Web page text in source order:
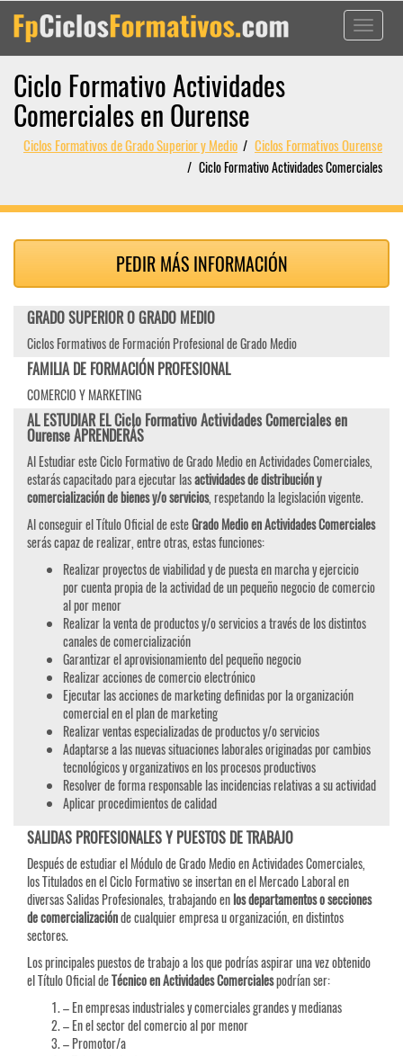
Toggle
Ciclo Formativo Actividades
Comerciales en Ourense
Ciclos Formativos de Grado Superior y Medio Ciclos Formativos Ourense
Ciclo Formativo Actividades Comerciales
PEDIR MÁS INFORMACIÓN
GRADO SUPERIOR O GRADO MEDIO
Ciclos Formativos de Formación Profesional de Grado Medio
FAMILIA DE FORMACIÓN PROFESIONAL
COMERCIO Y MARKETING
AL ESTUDIAR EL Ciclo Formativo Actividades Comerciales en
Ourense APRENDERÁS
Al Estudiar este Ciclo Formativo de Grado Medio en Actividades Comerciales,
estarás capacitado para ejecutar lasactividades de distribución y
comercialización de bienes y/o servicios, respetando la legislación vigente.
Al conseguir el Título Oficial de esteGrado Medio en Actividades Comerciales
serás capaz de realizar, entre otras, estas funciones:
Realizar proyectos de viabilidad y de puesta en marcha y ejercicio
por cuenta propia de la actividad de un pequeño negocio de comercio
al por menor
Realizar la venta de productos y/o servicios a través de los distintos
canales de comercialización
Garantizar el aprovisionamiento del pequeño negocio
Realizar acciones de comercio electrónico
Ejecutar las acciones de marketing definidas por la organización
comercial en el plan de marketing
Realizar ventas especializadas de productos y/o servicios
Adaptarse a las nuevas situaciones laborales originadas por cambios
tecnológicos y organizativos en los procesos productivos
Resolver de forma responsable las incidencias relativas a su actividad
Aplicar procedimientos de calidad
SALIDAS PROFESIONALES Y PUESTOS DE TRABAJO
Después de estudiar el Módulo de Grado Medio en Actividades Comerciales,
los Titulados en el Ciclo Formativo se insertan en el Mercado Laboral en
diversas Salidas Profesionales, trabajando enlos departamentos o secciones
de comercializaciónde cualquier empresa u organización, en distintos
sectores.
Los principales puestos de trabajo a los que podrías aspirar una vez obtenido
el Título Oficial deTécnico en Actividades Comercialespodrían ser:
– En empresas industriales y comerciales grandes y medianas
– En el sector del comercio al por menor
– Promotor/a